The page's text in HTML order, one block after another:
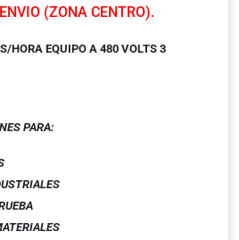
(ZONA CENTRO).
HORA EQUIPO A 480 VOLTS 3
PARA: